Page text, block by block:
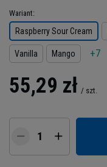
Wariant
Raspberry Sour Cream
Vanilla Mango +7
55,29 zł / szt.